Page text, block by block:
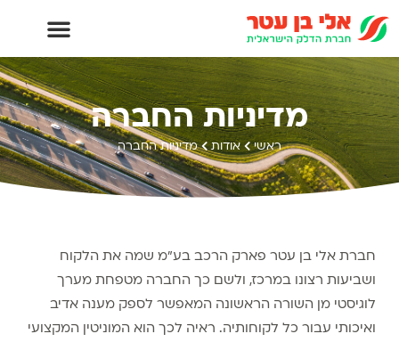
מדיניות החברה
ראשי אודות מדיניות החברה
חברת אלי בן עטר פארק הרכב בע"מ שמה את הלקוח
ושביעות רצונו במרכז, ולשם כך החברה מטפחת מערך
לוגיסטי מן השורה הראשונה המאפשר לספק מענה אדיב
ואיכותי עבור כל לקוחותיה. ראיה לכך הוא המוניטין המקצועי